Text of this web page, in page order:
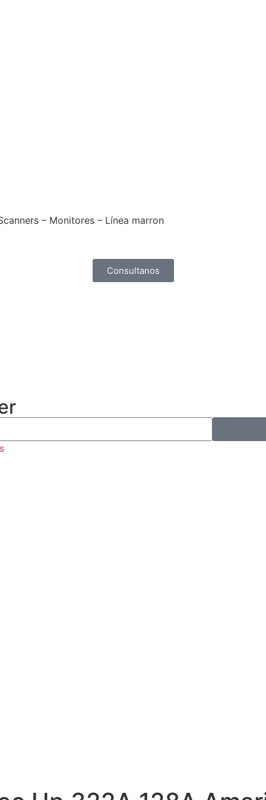
– Monitores – Línea marron
Consultanos